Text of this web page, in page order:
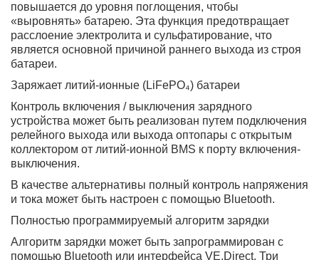
повышается до уровня поглощения, чтобы
«выровнять» батарею. Эта функция предотвращает
расслоение электролита и сульфатирование, что
является основной причиной раннего выхода из строя
батареи.
Заряжает литий-ионные (LiFePO₄) батареи
Контроль включения / выключения зарядного
устройства может быть реализован путем подключения
релейного выхода или выхода оптопары с открытым
коллектором от литий-ионной BMS к порту включения-
выключения.
В качестве альтернативы полный контроль напряжения
и тока может быть настроен с помощью Bluetooth.
Полностью программируемый алгоритм зарядки
Алгоритм зарядки может быть запрограммирован с
помощью Bluetooth или интерфейса VE.Direct. Три